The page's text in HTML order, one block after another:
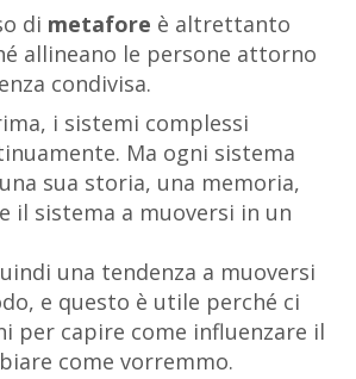
di metafore è altrettanto
allineano le persone attorno
condivisa.
i sistemi complessi
Ma ogni sistema
sua storia, una memoria,
il sistema a muoversi in un
una tendenza a muoversi
e questo è utile perché ci
per capire come influenzare il
come vorremmo.